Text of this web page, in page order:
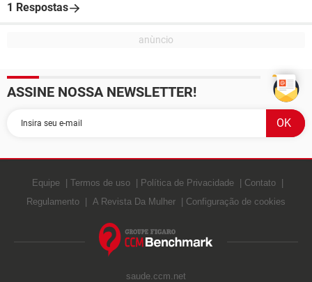
1 Respostas
ASSINE NOSSA NEWSLETTER!
Equipe Termos de uso Política de Privacidade
Contato
Regulamento
A Revista Da Mulher Configuração de cookies
saude.ccm.net